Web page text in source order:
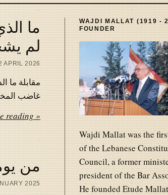
ما
لم
APRIL 2026
مقابلة ما
غاضب المختار،
reading »
من
2025
WAJDI MALLAT (1919 -
FOUNDER
Wajdi Mallat was the
of the Lebanese
Council, a former
president of the Bar
He founded Etude